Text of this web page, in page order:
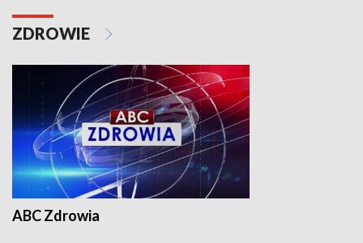
ZDROWIE
ABC Zdrowia